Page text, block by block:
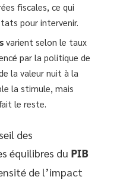
fiscales, ce qui
pour intervenir.
varient selon le taux
par la politique de
la valeur nuit à la
la stimule, mais
le reste.
des
équilibres du PIB
de l’impact